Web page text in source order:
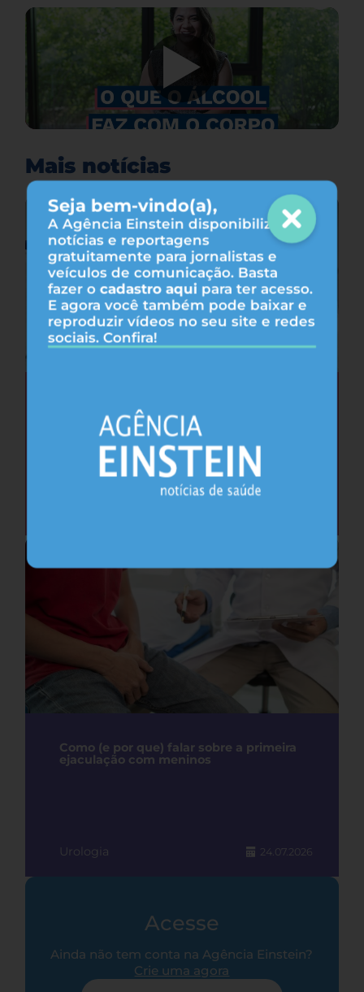
Seja bem-vindo(a),
A Agência Einstein disponibiliza
notícias e reportagens
gratuitamente para jornalistas e
veículos de comunicação. Basta
fazer o cadastro aqui para ter acesso.
E agora você também pode baixar e
reproduzir vídeos no seu site e redes
sociais. Confira!
Mais notícias
Saúde do coração após os 45 anos pode
antecipar risco de demência
Como (e por que) falar sobre a primeira
ejaculação com meninos
Urologia 24.07.2026
Acesse
Ainda não tem conta na Agência Einstein?
Crie uma agora